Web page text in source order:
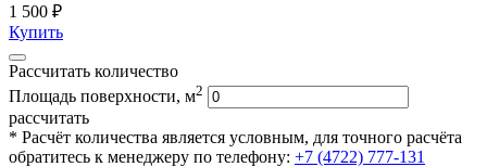
1 500 ₽
Купить
Рассчитать количество
Площадь поверхности, м2
рассчитать
* Расчёт количества является условным, для точного расчёта
обратитесь к менеджеру по телефону: +7 (4722) 777-131